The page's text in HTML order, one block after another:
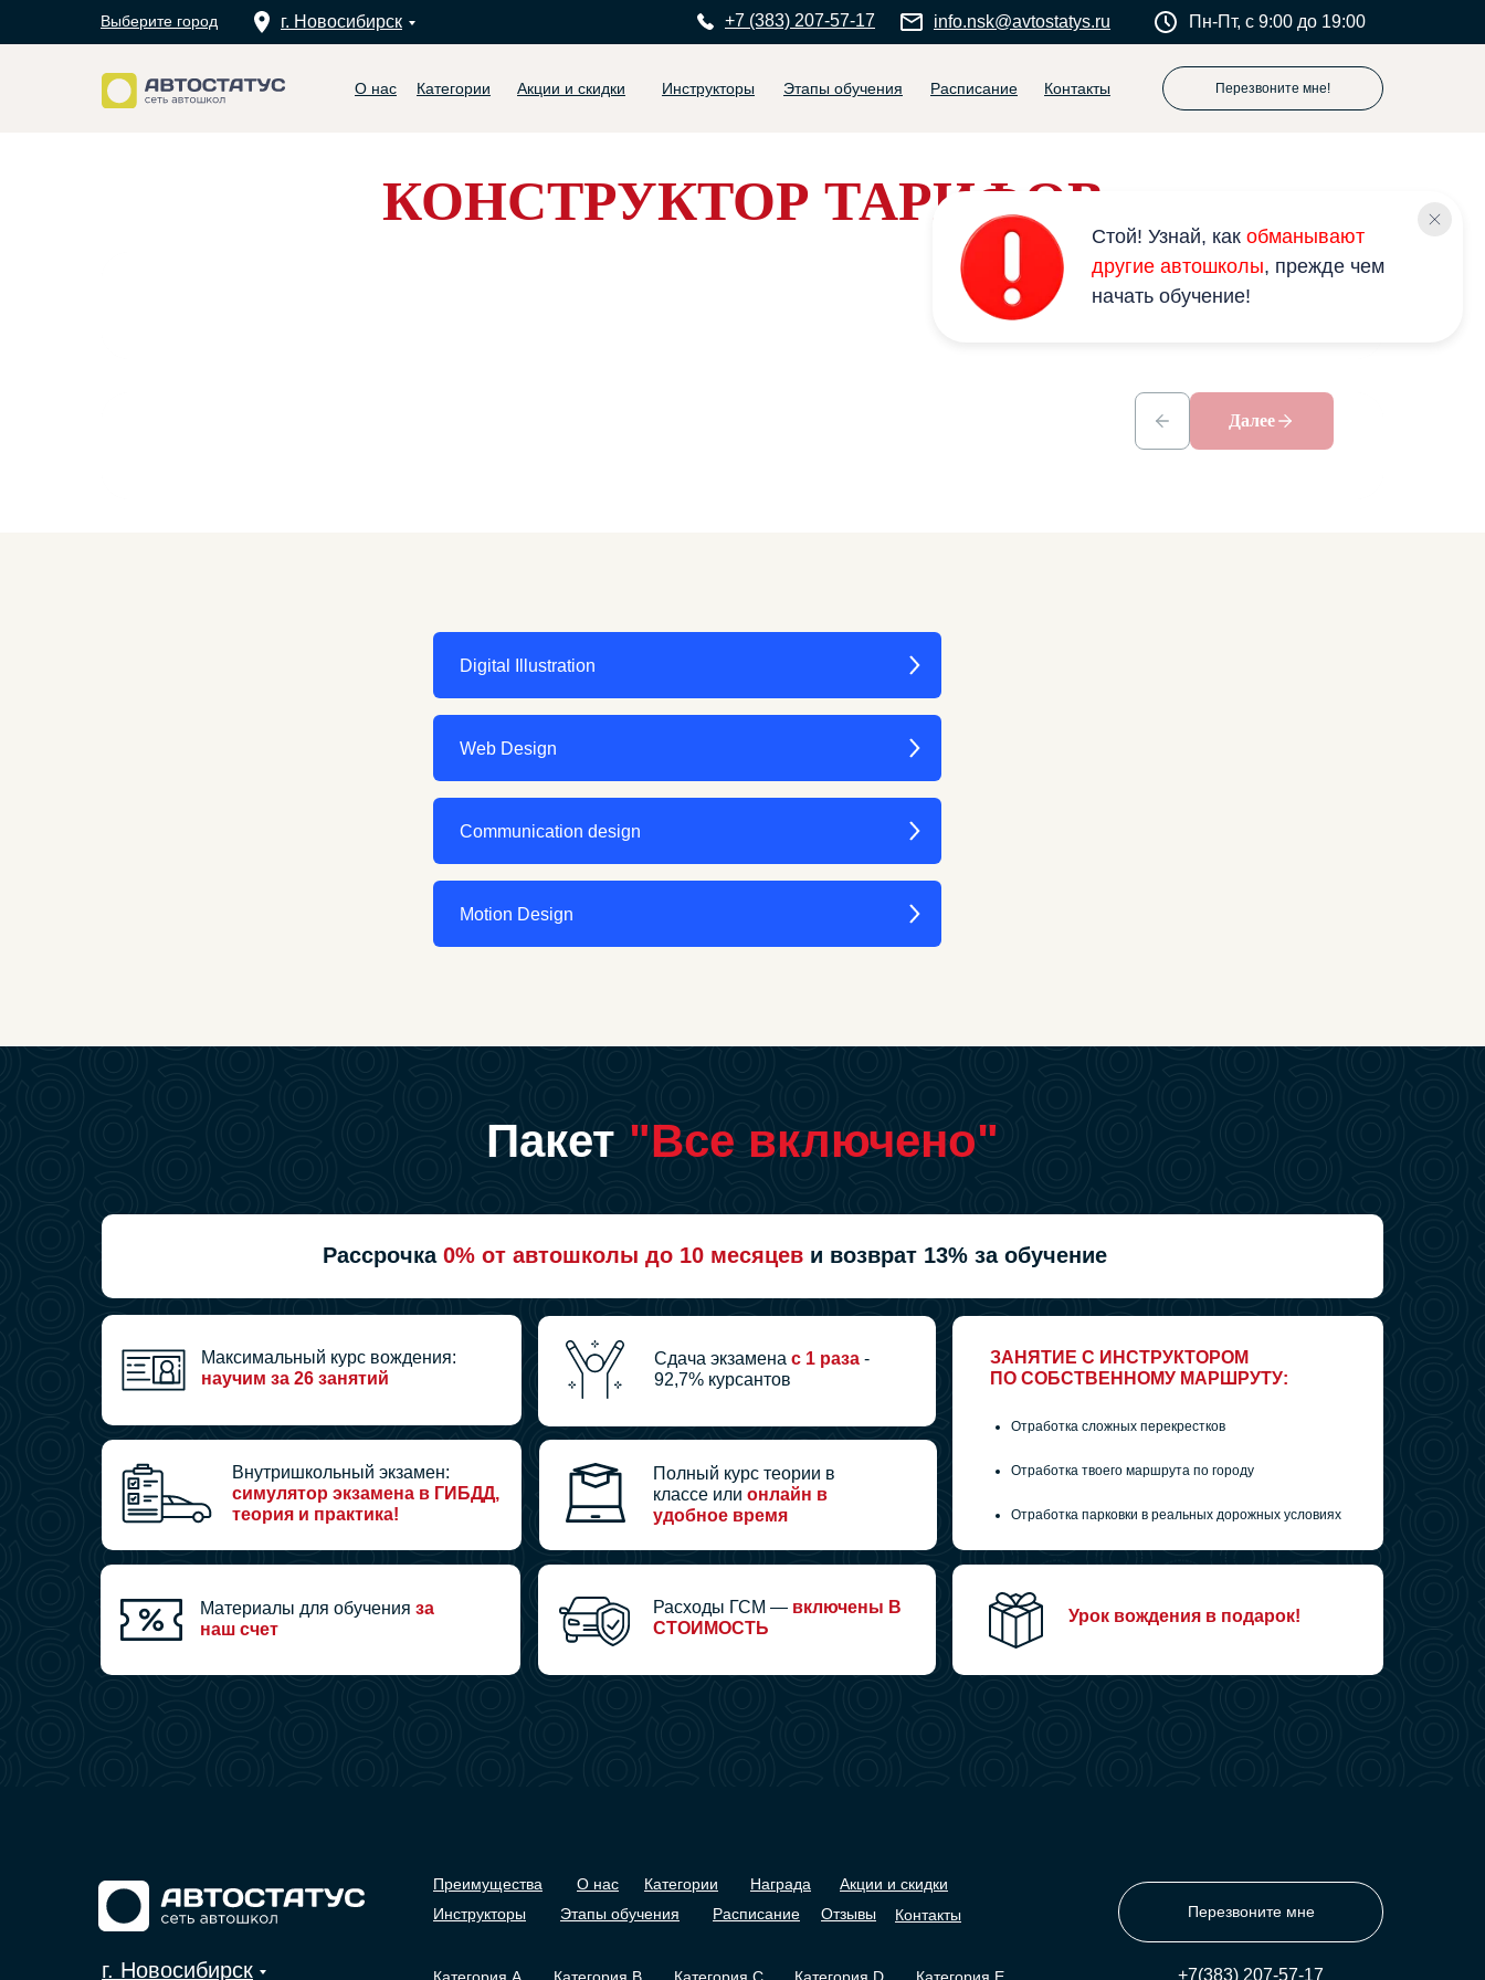
Перезвоните мне!
О нас Категории Акции и скидки Инструкторы Этапы обучения Расписание Контакты
г. Новосибирск +7 (383) 207-57-17 info.nsk@avtostatys.ru Пн-Пт, с 9:00 до 19:00
Выберите город
Стой! Узнай, как обманывают
другие автошколы, прежде чем
начать обучение!
КОНСТРУКТОР ТАРИФОВ
Далее
Далее
Digital Illustration
Web Design
Communication design
Motion Design
Пакет "Все включено"
Максимальный курс вождения:
научим за 26 занятий
Отработка сложных перекрестков
Отработка твоего маршрута по городу
Отработка парковки в реальных дорожных условиях
ЗАНЯТИЕ С ИНСТРУКТОРОМ
ПО СОБСТВЕННОМУ МАРШРУТУ:
Сдача экзамена с 1 раза -
92,7% курсантов
Материалы для обучения за
наш счет
Урок вождения в подарок!
Расходы ГСМ — включены В
СТОИМОСТЬ
Рассрочка 0% от автошколы до 10 месяцев и возврат 13% за обучение
Полный курс теории в
классе или онлайн в
удобное время
Внутришкольный экзамен:
симулятор экзамена в ГИБДД,
теория и практика!
Преимущества О нас Категории Награда
Акции и скидки
Инструкторы
Этапы обучения Расписание Отзывы Контакты
г. Новосибирск
Перезвоните мне
+7(383) 207-57-17